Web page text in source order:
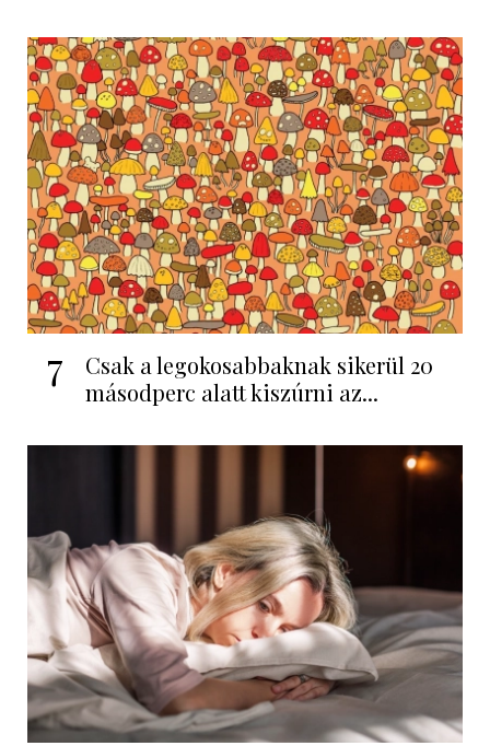
7
Csak a legokosabbaknak sikerül 20
másodperc alatt kiszúrni az...